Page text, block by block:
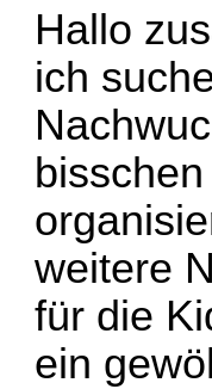
Hallo
ich
weitere
für die
ein